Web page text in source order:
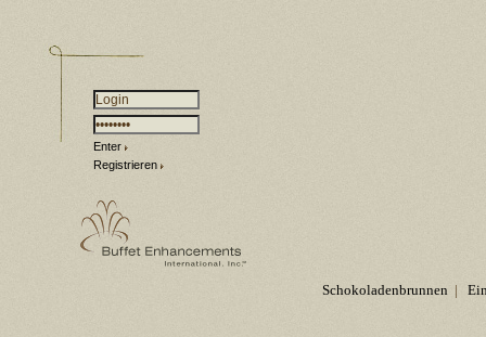
Enter
Registrieren
Schokoladenbrunnen |